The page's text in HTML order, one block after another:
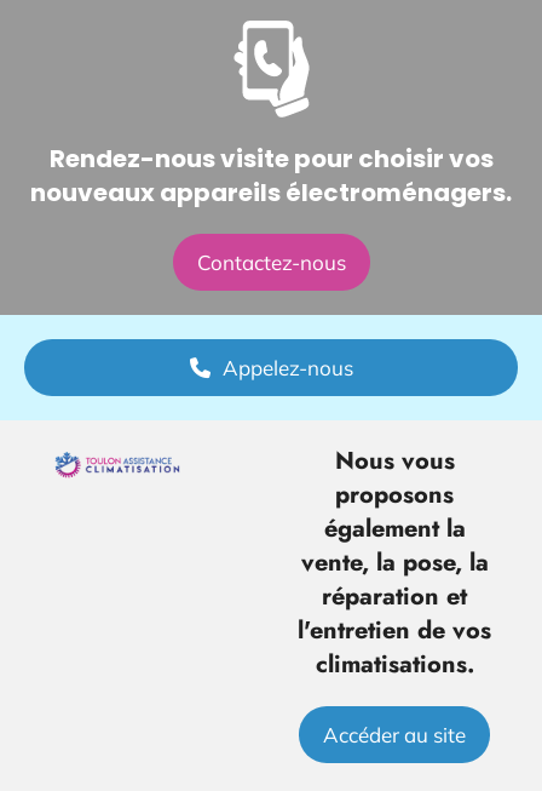
Rendez-nous visite pour choisir vos
nouveaux appareils électroménagers.
Contactez-nous
Appelez-nous
Nous vous
proposons
également la
vente, la pose, la
réparation et
l'entretien de vos
climatisations.
Accéder au site